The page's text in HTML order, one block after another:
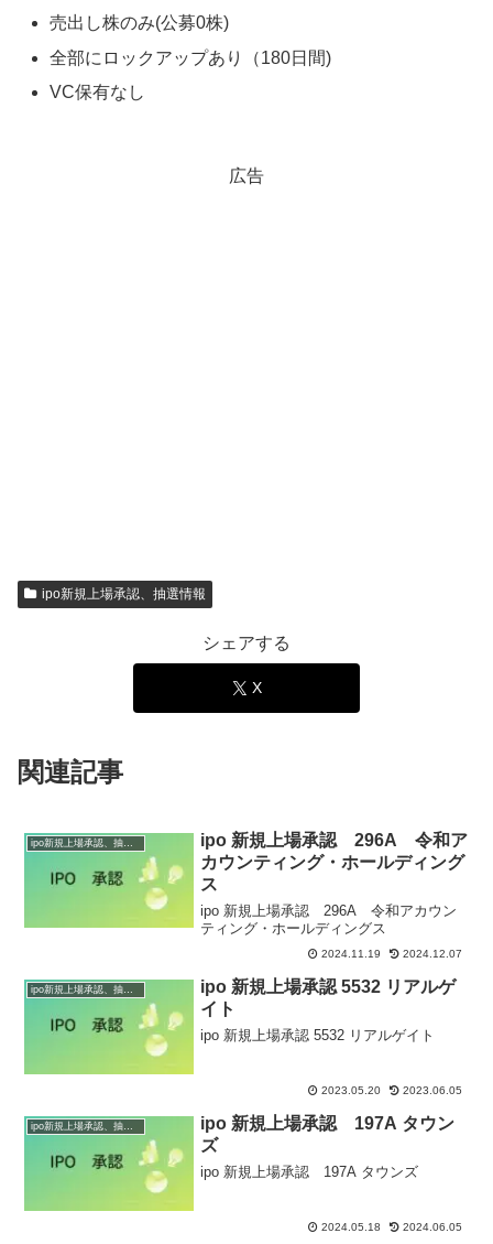
売出し株のみ(公募0株)
全部にロックアップあり（180日間)
VC保有なし
広告
ipo新規上場承認、抽選情報
シェアする
X
関連記事
ipo 新規上場承認 296A 令和ア
カウンティング・ホールディング
ス
ipo 新規上場承認 296A 令和アカウン
ティング・ホールディングス
2024.11.19 2024.12.07
ipo新規上場承認、抽選情報
ipo 新規上場承認 5532 リアルゲ
イト
ipo 新規上場承認 5532 リアルゲイト
2023.05.20 2023.06.05
ipo 新規上場承認 197A タウン
ズ
ipo 新規上場承認 197A タウンズ
2024.05.18 2024.06.05